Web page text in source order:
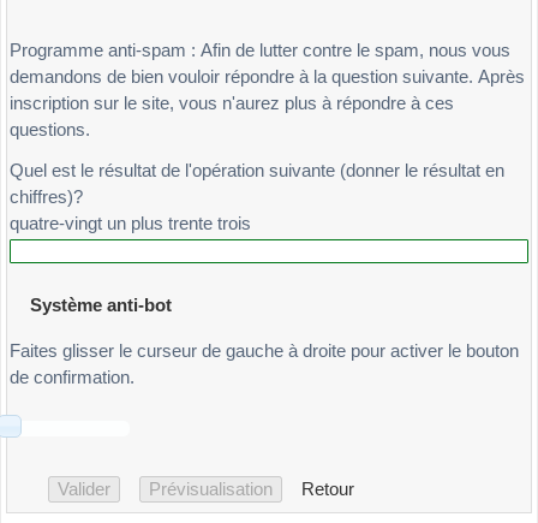
Programme anti-spam : Afin de lutter contre le spam, nous vous
demandons de bien vouloir répondre à la question suivante. Après
inscription sur le site, vous n'aurez plus à répondre à ces
questions.
Quel est le résultat de l'opération suivante (donner le résultat en
chiffres)?
quatre-vingt un plus trente trois
Système anti-bot
Faites glisser le curseur de gauche à droite pour activer le bouton
de confirmation.
Retour